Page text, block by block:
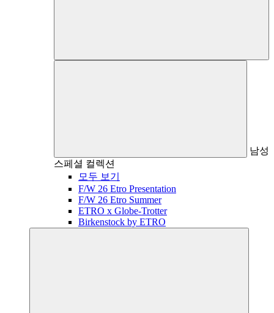
남성
스페셜 컬렉션
모두 보기
F/W 26 Etro Presentation
F/W 26 Etro Summer
ETRO x Globe-Trotter
Birkenstock by ETRO